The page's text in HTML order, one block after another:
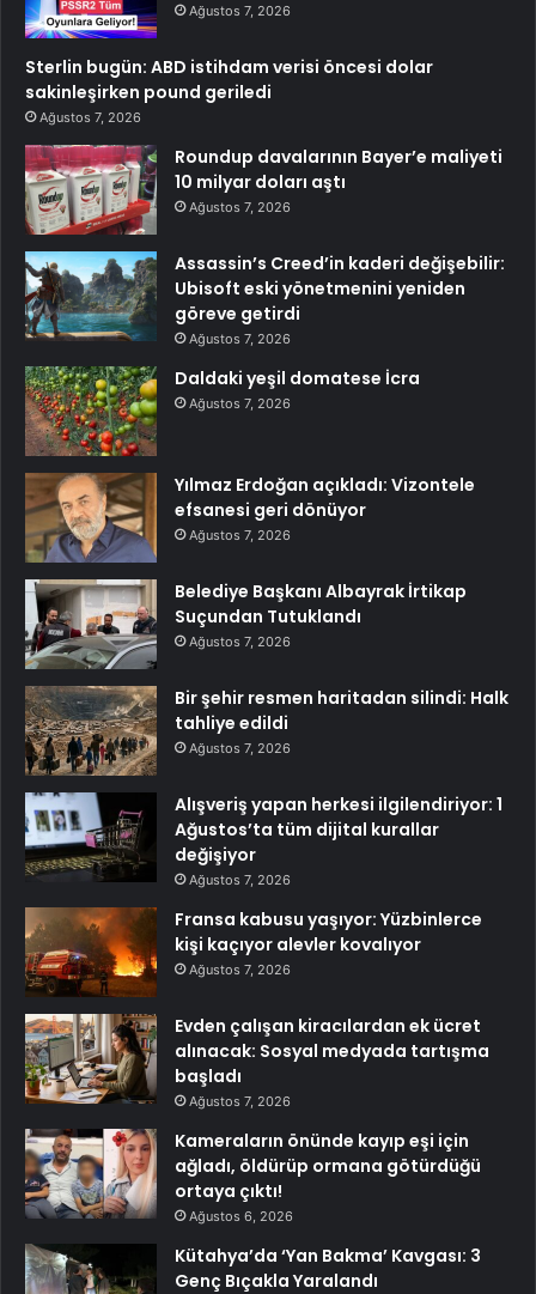
Ağustos 7, 2026
Sterlin bugün: ABD istihdam verisi öncesi dolar
sakinleşirken pound geriledi
Ağustos 7, 2026
Roundup davalarının Bayer’e maliyeti
10 milyar doları aştı
Ağustos 7, 2026
Assassin’s Creed’in kaderi değişebilir:
Ubisoft eski yönetmenini yeniden
göreve getirdi
Ağustos 7, 2026
Daldaki yeşil domatese İcra
Ağustos 7, 2026
Yılmaz Erdoğan açıkladı: Vizontele
efsanesi geri dönüyor
Ağustos 7, 2026
Belediye Başkanı Albayrak İrtikap
Suçundan Tutuklandı
Ağustos 7, 2026
Bir şehir resmen haritadan silindi: Halk
tahliye edildi
Ağustos 7, 2026
Alışveriş yapan herkesi ilgilendiriyor: 1
Ağustos’ta tüm dijital kurallar
değişiyor
Ağustos 7, 2026
Fransa kabusu yaşıyor: Yüzbinlerce
kişi kaçıyor alevler kovalıyor
Ağustos 7, 2026
Evden çalışan kiracılardan ek ücret
alınacak: Sosyal medyada tartışma
başladı
Ağustos 7, 2026
Kameraların önünde kayıp eşi için
ağladı, öldürüp ormana götürdüğü
ortaya çıktı!
Ağustos 6, 2026
Kütahya’da ‘Yan Bakma’ Kavgası: 3
Genç Bıçakla Yaralandı